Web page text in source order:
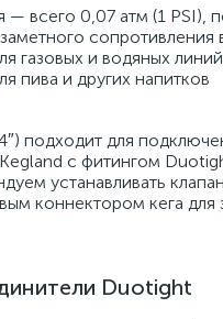
— всего 0,07 атм (1 PSI),
сопротивления
газовых и водяных
пива и других напитков
подходит для
с фитингом
устанавливать
коннектором кега для
Duotight